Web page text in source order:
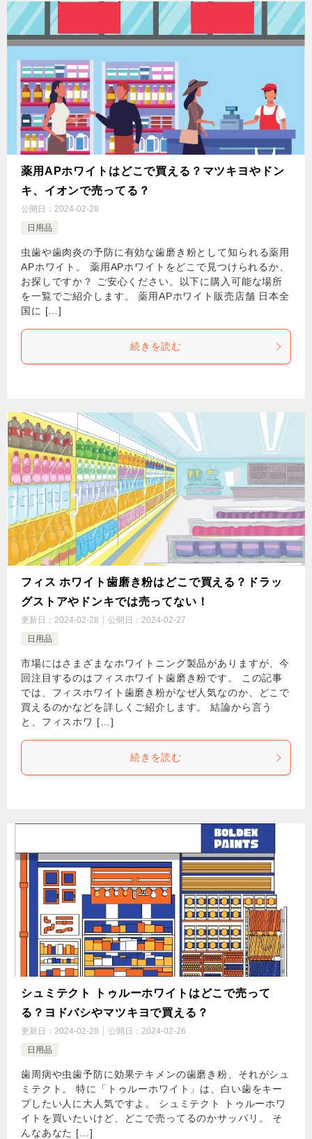
薬用APホワイトはどこで買える？マツキヨやドン
キ、イオンで売ってる？
公開日： 2024-02-28
日用品
虫歯や歯肉炎の予防に有効な歯磨き粉として知られる薬用
APホワイト。 薬用APホワイトをどこで見つけられるか、
お探しですか？ ご安心ください。以下に購入可能な場所
を一覧でご紹介します。 薬用APホワイト販売店舗 日本全
国に […]
続きを読む
フィス ホワイト歯磨き粉はどこで買える？ドラッ
グストアやドンキでは売ってない！
更新日： 2024-02-28 公開日： 2024-02-27
日用品
市場にはさまざまなホワイトニング製品がありますが、今
回注目するのはフィスホワイト歯磨き粉です。 この記事
では、フィスホワイト歯磨き粉がなぜ人気なのか、どこで
買えるのかなどを詳しくご紹介します。 結論から言う
と、フィスホワ […]
続きを読む
シュミテクト トゥルーホワイトはどこで売って
る？ヨドバシやマツキヨで買える？
更新日： 2024-02-28 公開日： 2024-02-26
日用品
歯周病や虫歯予防に効果テキメンの歯磨き粉、それがシュ
ミテクト。 特に「トゥルーホワイト」は、白い歯をキー
プしたい人に大人気ですよ。 シュミテクト トゥルーホワ
イトを買いたいけど、どこで売ってるのかサッパリ。 そ
んなあなた […]